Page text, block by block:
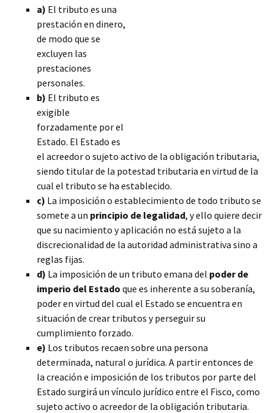
a) El tributo es una
prestación en dinero,
de modo que se
excluyen las
prestaciones
personales.
b) El tributo es
exigible
forzadamente por el
Estado. El Estado es
el acreedor o sujeto activo de la obligación tributaria,
siendo titular de la potestad tributaria en virtud de la
cual el tributo se ha establecido.
c) La imposición o establecimiento de todo tributo se
somete a un principio de legalidad, y ello quiere decir
que su nacimiento y aplicación no está sujeto a la
discrecionalidad de la autoridad administrativa sino a
reglas fijas.
d) La imposición de un tributo emana del poder de
imperio del Estado que es inherente a su soberanía,
poder en virtud del cual el Estado se encuentra en
situación de crear tributos y perseguir su
cumplimiento forzado.
e) Los tributos recaen sobre una persona
determinada, natural o jurídica. A partir entonces de
la creación e imposición de los tributos por parte del
Estado surgirá un vínculo jurídico entre el Fisco, como
sujeto activo o acreedor de la obligación tributaria.